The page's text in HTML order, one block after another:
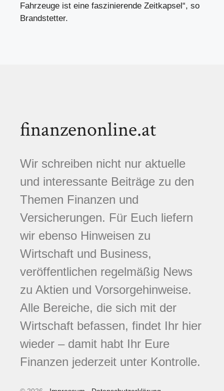
Fahrzeuge ist eine faszinierende Zeitkapsel“, so
Brandstetter.
finanzenonline.at
Wir schreiben nicht nur aktuelle
und interessante Beiträge zu den
Themen Finanzen und
Versicherungen. Für Euch liefern
wir ebenso Hinweisen zu
Wirtschaft und Business,
veröffentlichen regelmäßig News
zu Aktien und Vorsorgehinweise.
Alle Bereiche, die sich mit der
Wirtschaft befassen, findet Ihr hier
wieder – damit habt Ihr Eure
Finanzen jederzeit unter Kontrolle.